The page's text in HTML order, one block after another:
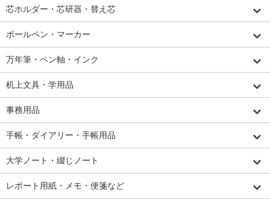
芯ホルダー・芯研器・替え芯
ボールペン・マーカー
万年筆・ペン軸・インク
机上文具・学用品
事務用品
手帳・ダイアリー・手帳用品
大学ノート・綴じノート
レポート用紙・メモ・便箋など